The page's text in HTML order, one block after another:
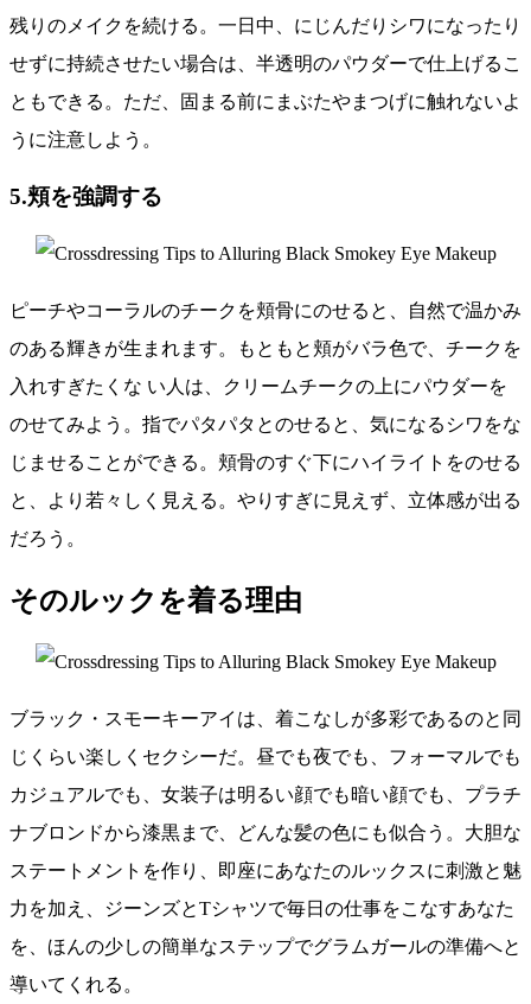
残りのメイクを続ける。一日中、にじんだりシワになったり
せずに持続させたい場合は、半透明のパウダーで仕上げるこ
ともできる。ただ、固まる前にまぶたやまつげに触れないよ
うに注意しよう。
5.頬を強調する
ピーチやコーラルのチークを頬骨にのせると、自然で温かみ
のある輝きが生まれます。もともと頬がバラ色で、チークを
入れすぎたくな い人は、クリームチークの上にパウダーを
のせてみよう。指でパタパタとのせると、気になるシワをな
じませることができる。頬骨のすぐ下にハイライトをのせる
と、より若々しく見える。やりすぎに見えず、立体感が出る
だろう。
そのルックを着る理由
ブラック・スモーキーアイは、着こなしが多彩であるのと同
じくらい楽しくセクシーだ。昼でも夜でも、フォーマルでも
カジュアルでも、女装子は明るい顔でも暗い顔でも、プラチ
ナブロンドから漆黒まで、どんな髪の色にも似合う。大胆な
ステートメントを作り、即座にあなたのルックスに刺激と魅
力を加え、ジーンズとTシャツで毎日の仕事をこなすあなた
を、ほんの少しの簡単なステップでグラムガールの準備へと
導いてくれる。